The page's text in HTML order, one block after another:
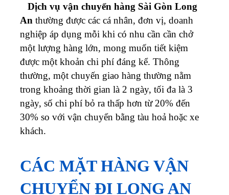
Dịch vụ vận chuyển hàng Sài Gòn Long
An thường được các cá nhân, đơn vị, doanh
nghiệp áp dụng mỗi khi có nhu cần cần chở
một lượng hàng lớn, mong muốn tiết kiệm
được một khoản chi phí đáng kể. Thông
thường, một chuyến giao hàng thường nằm
trong khoảng thời gian là 2 ngày, tối đa là 3
ngày, số chi phí bỏ ra thấp hơn từ 20% đến
30% so với vận chuyển bằng tàu hoả hoặc xe
khách.
CÁC MẶT HÀNG VẬN
CHUYỂN ĐI LONG AN